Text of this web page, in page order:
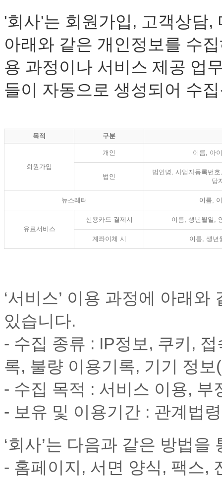
'회사'는 회원가입, 고객상담
아래와 같은 개인정보를 수
용 과정이나 서비스 제공 업
들이 자동으로 생성되어 수
목적 구분
회원가입
개인 이름, 아
법인
법인명, 사업자등록번
당
뉴스레터 이름,
유료서비스
신용카드 결제시 이름, 생년월일,
계좌이체 시 이름, 생년
‘서비스’ 이용 과정에 아래
있습니다.
- 수집 종류 : IP정보, 쿠키,
록, 불량 이용기록, 기기 정
- 수집 목적 : 서비스 이용,
- 보유 및 이용기간 : 관계법
‘회사’는 다음과 같은 방법
- 홈페이지, 서면 양식, 팩스,